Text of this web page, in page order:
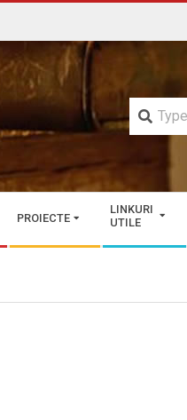
PROIECTE
LINKURI
UTILE